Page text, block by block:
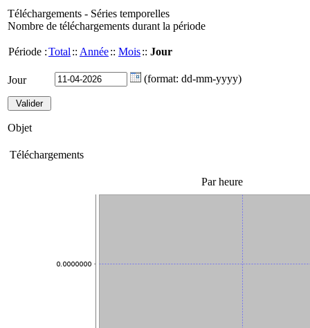
Téléchargements - Séries temporelles
Nombre de téléchargements durant la période
Période :Total :: Année:: Mois:: Jour
Jour (format: dd-mm-yyyy)
Objet
Téléchargements
Par heure